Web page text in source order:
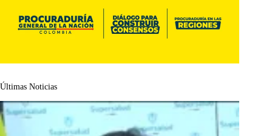
Últimas Noticias